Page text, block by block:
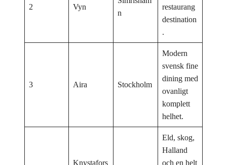
2 Vyn
n
restaurang
destination
.
3 Aira Stockholm
Modern
svensk fine
dining med
ovanligt
komplett
helhet.
Knystafors
Eld, skog,
Halland
och en helt